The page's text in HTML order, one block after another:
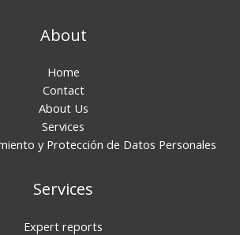
About
Home
Contact
About Us
Services
y Protección de Datos Personales
Services
Expert reports